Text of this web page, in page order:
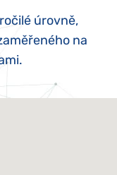
úrovně,
na